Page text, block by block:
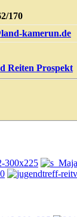
170
kamerun.de
Reiten Prospekt